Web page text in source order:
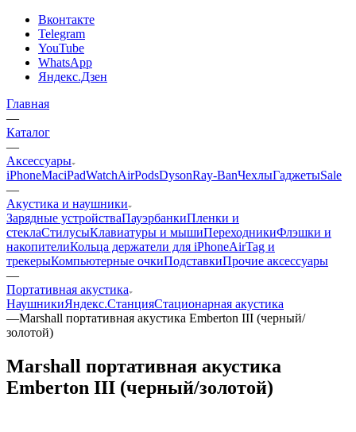
Вконтакте
Telegram
YouTube
WhatsApp
Яндекс.Дзен
Главная
—
Каталог
—
Аксессуары
iPhoneMaciPadWatchAirPodsDysonRay-BanЧехлыГаджетыSale
—
Акустика и наушники
Зарядные устройстваПауэрбанкиПленки и
стеклаСтилусыКлавиатуры и мышиПереходникиФлэшки и
накопителиКольца держатели для iPhoneAirTag и
трекерыКомпьютерные очкиПодставкиПрочие аксессуары
—
Портативная акустика
НаушникиЯндекс.СтанцияСтационарная акустика
—Marshall портативная акустика Emberton III (черный/
золотой)
Marshall портативная акустика
Emberton III (черный/золотой)